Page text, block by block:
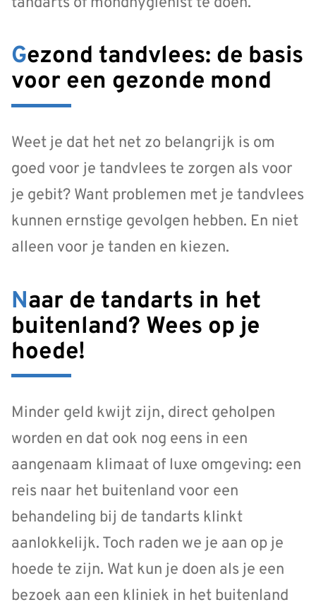
Gezond tandvlees: de basis
voor een gezonde mond
Weet je dat het net zo belangrijk is om
goed voor je tandvlees te zorgen als voor
je gebit? Want problemen met je tandvlees
kunnen ernstige gevolgen hebben. En niet
alleen voor je tanden en kiezen.
Naar de tandarts in het
buitenland? Wees op je
hoede!
Minder geld kwijt zijn, direct geholpen
worden en dat ook nog eens in een
aangenaam klimaat of luxe omgeving: een
reis naar het buitenland voor een
behandeling bij de tandarts klinkt
aanlokkelijk. Toch raden we je aan op je
hoede te zijn. Wat kun je doen als je een
bezoek aan een kliniek in het buitenland